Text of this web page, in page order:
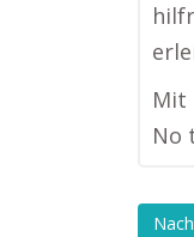
Mit
No